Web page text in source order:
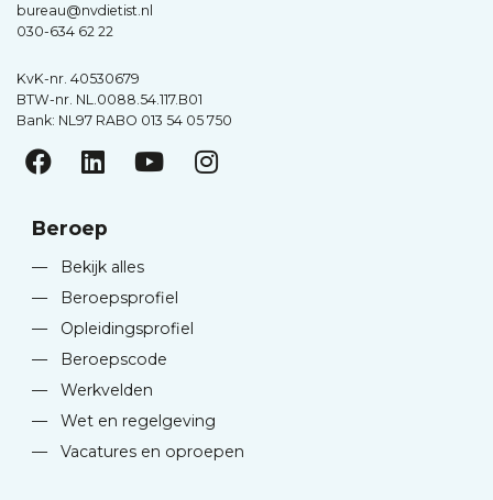
bureau@nvdietist.nl
030-634 62 22
KvK-nr. 40530679
BTW-nr. NL.0088.54.117.B01
Bank: NL97 RABO 013 54 05 750
Beroep
—
Bekijk alles
—
Beroepsprofiel
—
Opleidingsprofiel
—
Beroepscode
—
Werkvelden
—
Wet en regelgeving
—
Vacatures en oproepen